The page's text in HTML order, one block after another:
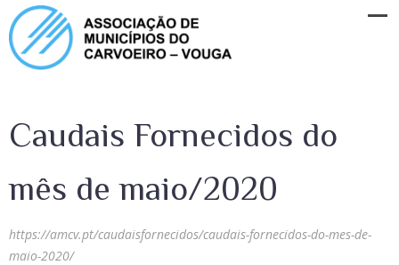
Caudais Fornecidos do
mês de maio/2020
https://amcv.pt/caudaisfornecidos/caudais-fornecidos-do-mes-de-
maio-2020/